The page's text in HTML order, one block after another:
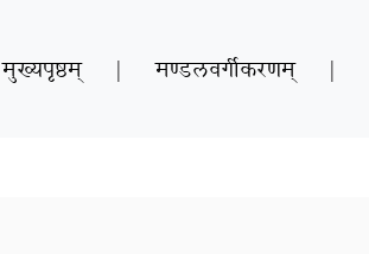
मुख्यपृष्ठम् | मण्डलवर्गीकरणम् |